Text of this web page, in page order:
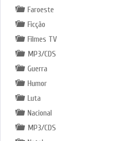
Faroeste
Ficção
Filmes TV
MP3/CDS
Guerra
Humor
Luta
Nacional
MP3/CDS